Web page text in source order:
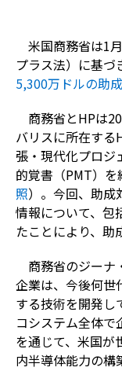
米国商務省は1
プラス法）に基づ
5,300万ドルの助
商務省とHPは
バリスに所在する
張・現代化プロジ
的覚書（PMT）
照）。今回、助成
情報について、包
たことにより、助
商務省のジーナ
企業は、今後何世
する技術を開発し
コシステム全体
を通じて、米国が
内半導体能力の構